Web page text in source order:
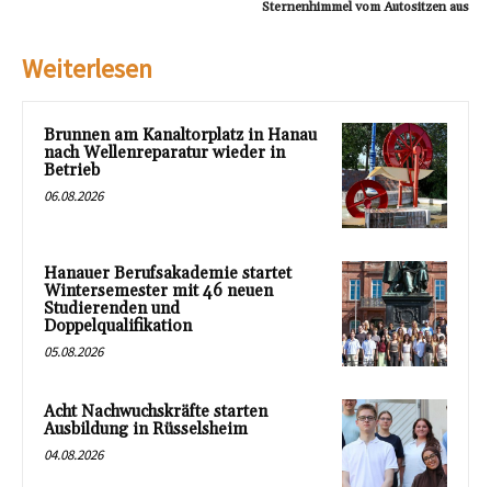
Sternenhimmel vom Autositzen aus
Weiterlesen
Brunnen am Kanaltorplatz in Hanau
nach Wellenreparatur wieder in
Betrieb
06.08.2026
Hanauer Berufsakademie startet
Wintersemester mit 46 neuen
Studierenden und
Doppelqualifikation
05.08.2026
Acht Nachwuchskräfte starten
Ausbildung in Rüsselsheim
04.08.2026